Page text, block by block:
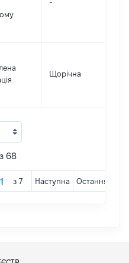
-
Щорічна
68
з 7 Наступна Остання